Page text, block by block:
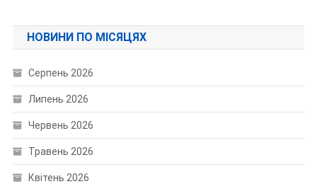
НОВИНИ ПО МІСЯЦЯХ
Серпень 2026
Липень 2026
Червень 2026
Травень 2026
Квітень 2026